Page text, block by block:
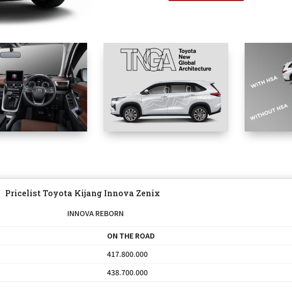
Pricelist Toyota Kijang Innova Zenix
INNOVA REBORN
ON THE ROAD
417.800.000
438.700.000